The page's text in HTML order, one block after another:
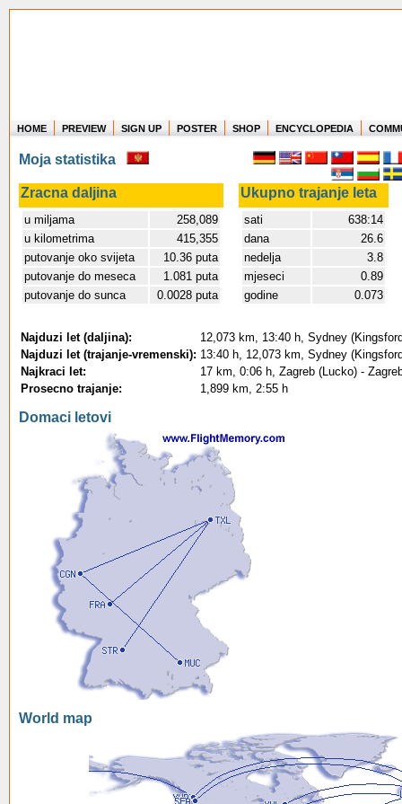
Where in the world have you flown?
How long have you been in the air?
Create your own FlightMemory and see!
HOME PREVIEW SIGN UP POSTER SHOP ENCYCLOPEDIA
Moja statistika
Zracna daljina Ukupno trajanje leta
u miljama
258,089
u kilometrima
415,355
putovanje oko svijeta
10.36 puta
putovanje do meseca
1.081 puta
putovanje do sunca
0.0028 puta
sati
638:14
dana
26.6
nedelja
3.8
mjeseci
0.89
godine
0.073
Najduzi let (daljina):
12,073 km, 13:40 h, Sydney
Najduzi let (trajanje-vremenski): 13:40 h, 12,073 km, Sydney
Najkraci let:
17 km, 0:06 h, Zagreb (Lucko) -
Prosecno trajanje:
1,899 km, 2:55 h
Domaci letovi
World map